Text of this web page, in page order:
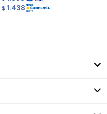
$ 1.438